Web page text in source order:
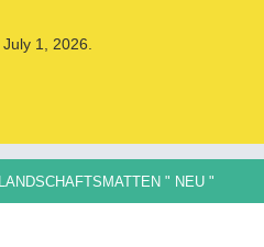
1, 2026.
LANDSCHAFTSMATTEN " NEU "